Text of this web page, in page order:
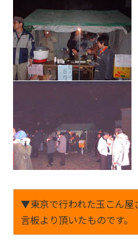
▼東京で行われた玉こん屋
言板より頂いたものです。